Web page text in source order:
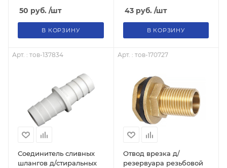
50 руб. /шт
В КОРЗИНУ
43руб. /шт
В КОРЗИНУ
Арт. : тов-137834
Соединитель сливных
шлангов д/стиральных
Арт. : тов-170727
Отвод врезка д/
резервуара резьбовой